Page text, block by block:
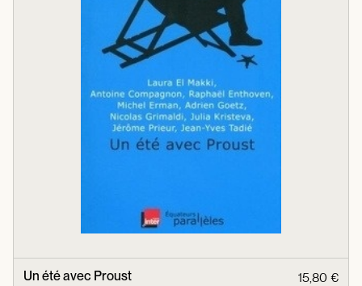
Un été avec Proust 15,80 €